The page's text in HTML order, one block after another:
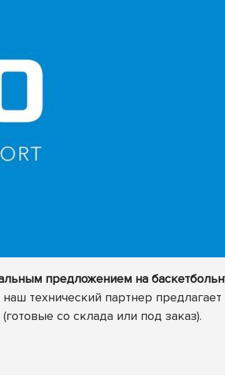
предложением на
технический партнер
со склада или под заказ).